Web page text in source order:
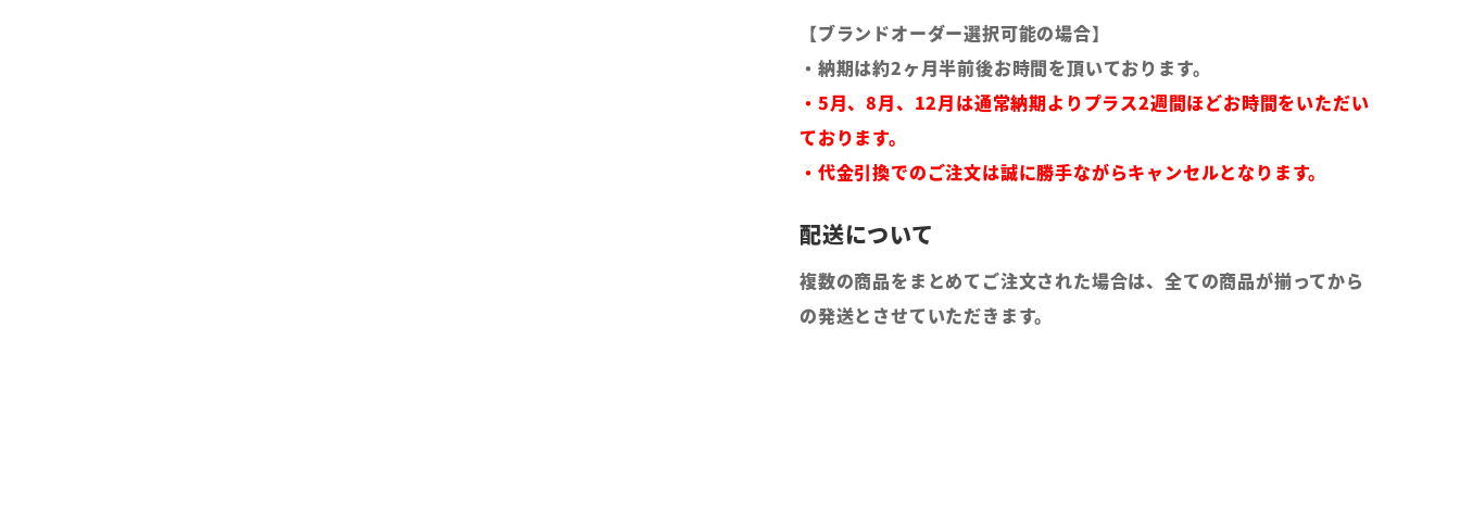
【ブランドオーダー選択可能の場合】
・納期は約2ヶ月半前後お時間を頂いております。
・5月、8月、12月は通常納期よりプラス2週間ほどお時間をいただい
ております。
・代金引換でのご注文は誠に勝手ながらキャンセルとなります。
複数の商品をまとめてご注文された場合は、全ての商品が揃ってから
の発送とさせていただきます。